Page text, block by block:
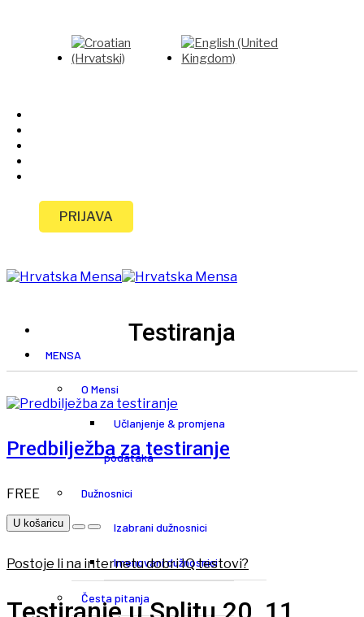
PRIJAVA
MENSA
O Mensi
Učlanjenje & promjena
podataka
Dužnosnici
Izabrani dužnosnici
Imenovani dužnosnici
Česta pitanja
Testiranja
Predbilježba za testiranje
FREE
U košaricu
Postoje li na internetu dobri IQ testovi?